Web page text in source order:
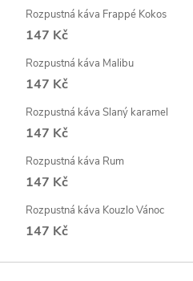
Rozpustná káva Frappé Kokos
147 Kč
Rozpustná káva Malibu
147 Kč
Rozpustná káva Slaný karamel
147 Kč
Rozpustná káva Rum
147 Kč
Rozpustná káva Kouzlo Vánoc
147 Kč